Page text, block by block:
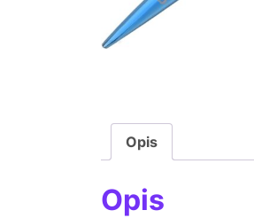
Opis
Opis